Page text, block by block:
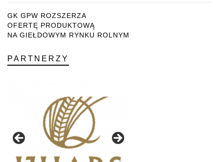
GK GPW ROZSZERZA
OFERTĘ PRODUKTOWĄ
NA GIEŁDOWYM RYNKU ROLNYM
PARTNERZY